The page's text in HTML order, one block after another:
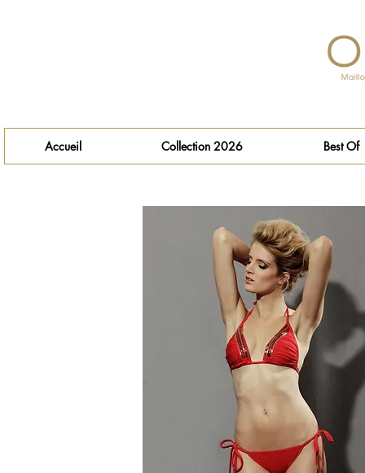
Accueil Collection 2026 Best Of